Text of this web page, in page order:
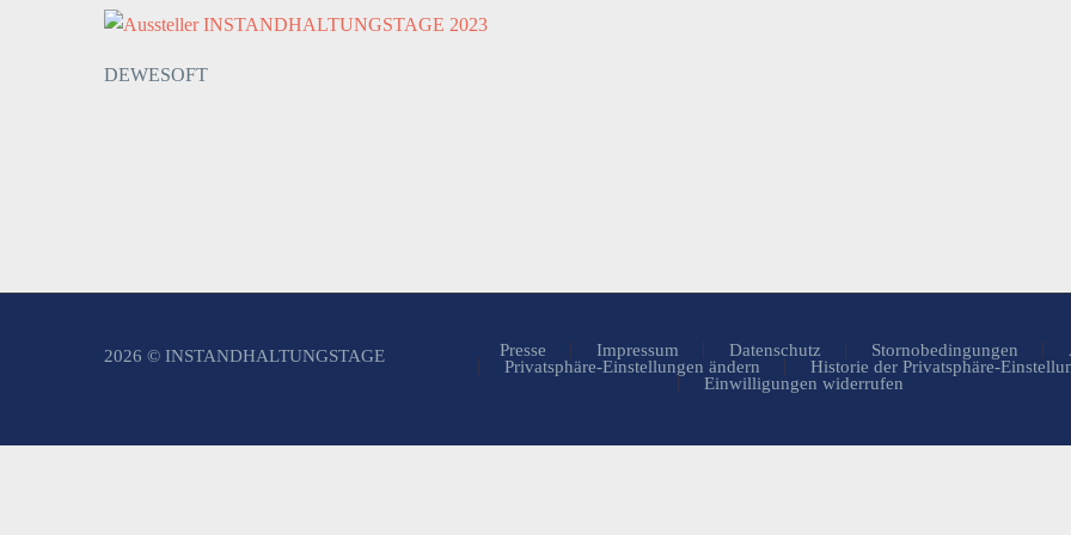
DEWESOFT
Presse Impressum Datenschutz Stornobedingungen
Privatsphäre-Einstellungen ändern
Historie der Privatsphäre-
Einwilligungen widerrufen
2026 © INSTANDHALTUNGSTAGE